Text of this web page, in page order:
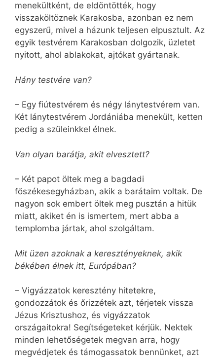
menekültként, de eldöntötték, hogy
visszaköltöznek Karakosba, azonban ez nem
egyszerű, mivel a házunk teljesen elpusztult. Az
egyik testvérem Karakosban dolgozik, üzletet
nyitott, ahol ablakokat, ajtókat gyártanak.
Hány testvére van?
– Egy fiútestvérem és négy lánytestvérem van.
Két lánytestvérem Jordániába menekült, ketten
pedig a szüleinkkel élnek.
Van olyan barátja, akit elvesztett?
– Két papot öltek meg a bagdadi
főszékesegyházban, akik a barátaim voltak. De
nagyon sok embert öltek meg pusztán a hitük
miatt, akiket én is ismertem, mert abba a
templomba jártak, ahol szolgáltam.
Mit üzen azoknak a keresztényeknek, akik
békében élnek itt, Európában?
– Vigyázzatok keresztény hitetekre,
gondozzátok és őrizzétek azt, térjetek vissza
Jézus Krisztushoz, és vigyázzatok
országaitokra! Segítségeteket kérjük. Nektek
minden lehetőségetek megvan arra, hogy
megvédjetek és támogassatok bennünket, azt